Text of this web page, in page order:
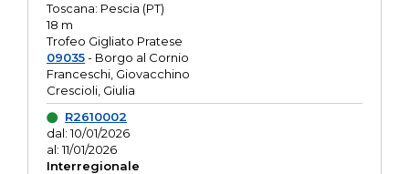
Toscana: Pescia (PT)
18 m
Trofeo Gigliato Pratese
09035- Borgo al Cornio
Franceschi, Giovacchino
Crescioli, Giulia
R2610002
dal: 10/01/2026
al: 11/01/2026
Interregionale